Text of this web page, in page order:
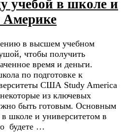
учебой в школе и
Америке
в высшем учебном
чтобы получить
время и деньги.
по подготовке к
США Study America
из ключевых
быть готовым. Основным
школе и университетом в
будете …